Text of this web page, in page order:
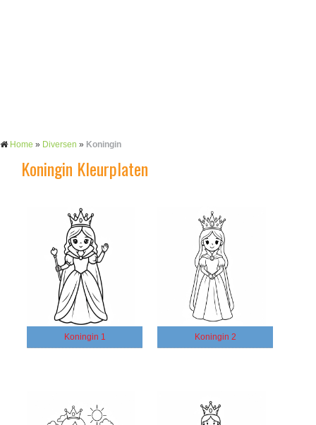
Home » Diversen » Koningin
Koningin Kleurplaten
Koningin 1 Koningin 2